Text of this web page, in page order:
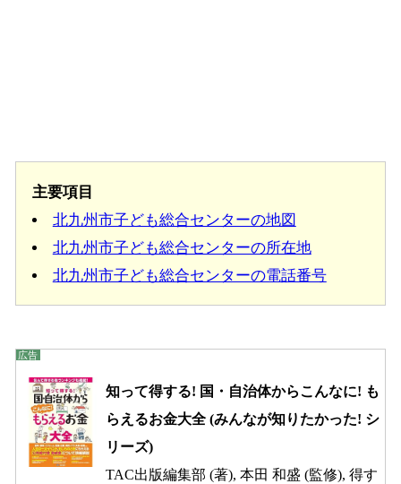
主要項目
北九州市子ども総合センターの地図
北九州市子ども総合センターの所在地
北九州市子ども総合センターの電話番号
知って得する! 国・自治体からこんなに! も
らえるお金大全 (みんなが知りたかった! シ
リーズ)
TAC出版編集部 (著), 本田 和盛 (監修), 得す